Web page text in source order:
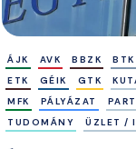
ÁJK AVK BBZK
BTK
ETK
GÉIK GTK
MFK
PÁLYÁZAT
TUDOMÁNY
ÜZLET /